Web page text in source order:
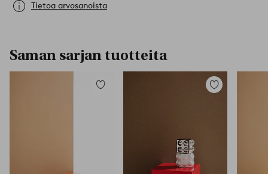
Tietoa arvosanoista
Saman sarjan tuotteita
Lisää
Lisää